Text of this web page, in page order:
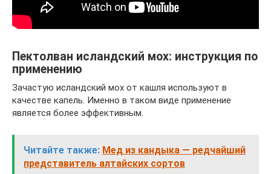
Пектолван исландский мох: инструкция по
применению
Зачастую исландский мох от кашля используют в
качестве капель. Именно в таком виде применение
является более эффективным.
Читайте также: Мед из кандыка — редчайший
представитель алтайских сортов